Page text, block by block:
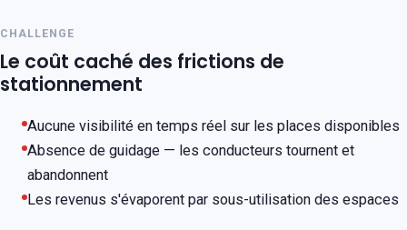
CHALLENGE
Le coût caché des frictions de
stationnement
Aucune visibilité en temps réel sur les places disponibles
Absence de guidage — les conducteurs tournent et
abandonnent
Les revenus s'évaporent par sous-utilisation des espaces